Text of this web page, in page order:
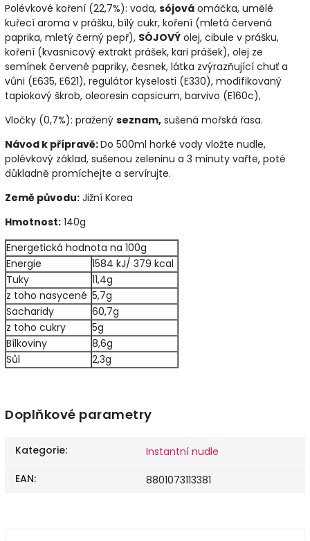
Polévkové koření (22,7%): voda, sójová omáčka, umělé
kuřecí aroma v prášku, bílý cukr, koření (mletá červená
paprika, mletý černý pepř), SÓJOVÝ olej, cibule v prášku,
koření (kvasnicový extrakt prášek, kari prášek), olej ze
semínek červené papriky, česnek, látka zvýrazňující chuť a
vůni (E635, E621), regulátor kyselosti (E330), modifikovaný
tapiokový škrob, oleoresin capsicum, barvivo (E160c),
Vločky (0,7%): pražený seznam, sušená mořská řasa.
Návod k přípravě:Do 500ml horké vody vložte nudle,
polévkový základ, sušenou zeleninu a 3 minuty vařte, poté
důkladně promíchejte a servírujte.
Země původu: Jižní Korea
Hmotnost: 140g
Energetická hodnota na 100g
Energie
1584 kJ/ 379 kcal
Tuky
11,4g
z toho nasycené 5,7g
Sacharidy
60,7g
z toho cukry
5g
Bílkoviny
8,6g
Sůl
2,3g
Doplňkové parametry
Kategorie:
Instantní nudle
EAN: 8801073113381